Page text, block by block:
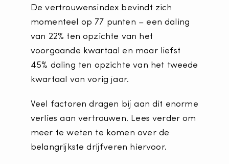
De vertrouwensindex bevindt zich
momenteel op 77 punten – een daling
van 22% ten opzichte van het
voorgaande kwartaal en maar liefst
45% daling ten opzichte van het tweede
kwartaal van vorig jaar.
Veel factoren dragen bij aan dit enorme
verlies aan vertrouwen. Lees verder om
meer te weten te komen over de
belangrijkste drijfveren hiervoor.